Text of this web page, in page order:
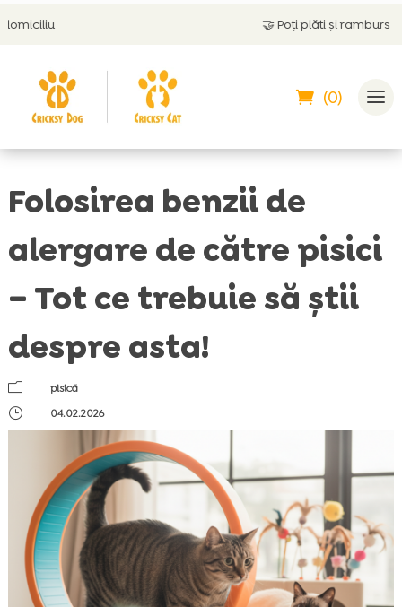
Poți plăti și ramburs
(0)
Folosirea benzii de
alergare de către pisici
– Tot ce trebuie să știi
despre asta!
m
pisică
}
04.02.2026